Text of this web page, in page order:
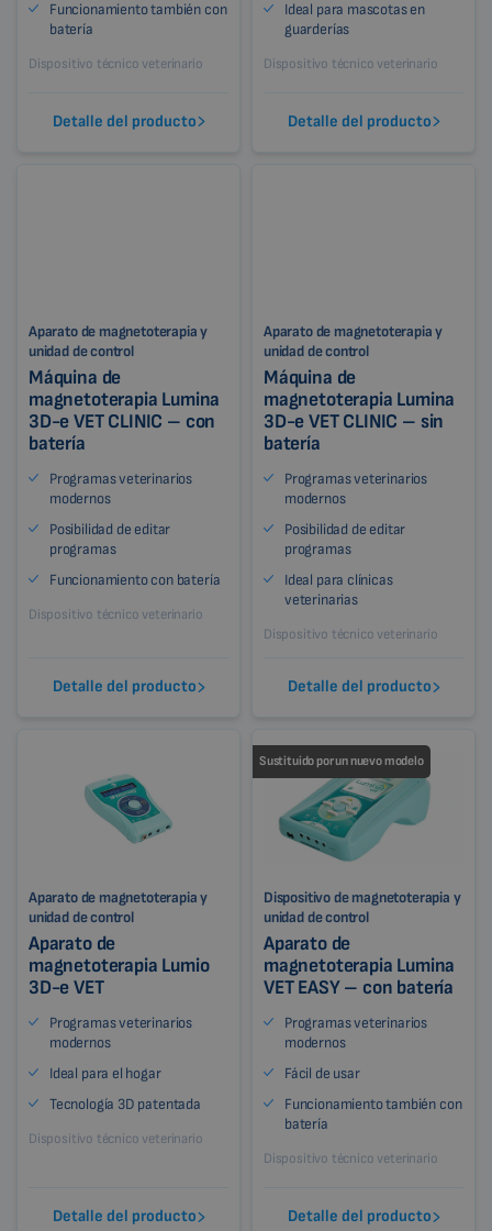
Funcionamiento también con
batería
Dispositivo técnico veterinario
Detalle del producto
Ideal para mascotas en
guarderías
Dispositivo técnico veterinario
Detalle del producto
Aparato de magnetoterapia y
unidad de control
Máquina de
magnetoterapia Lumina
3D-e VET CLINIC – con
batería
Programas veterinarios
modernos
Posibilidad de editar
programas
Funcionamiento con batería
Dispositivo técnico veterinario
Detalle del producto
Aparato de magnetoterapia y
unidad de control
Máquina de
magnetoterapia Lumina
3D-e VET CLINIC – sin
batería
Programas veterinarios
modernos
Posibilidad de editar
programas
Ideal para clínicas
veterinarias
Dispositivo técnico veterinario
Detalle del producto
Aparato de magnetoterapia y
unidad de control
Aparato de
magnetoterapia Lumio
3D-e VET
Programas veterinarios
modernos
Ideal para el hogar
Tecnología 3D patentada
Dispositivo técnico veterinario
Detalle del producto
Sustituido por un nuevo modelo
Dispositivo de magnetoterapia y
unidad de control
Aparato de
magnetoterapia Lumina
VET EASY – con batería
Programas veterinarios
modernos
Fácil de usar
Funcionamiento también con
batería
Dispositivo técnico veterinario
Detalle del producto